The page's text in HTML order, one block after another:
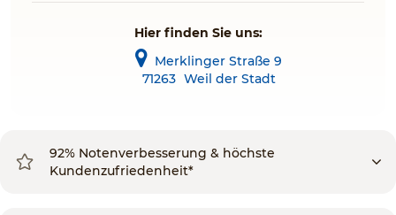
Hier finden Sie uns:
Merklinger Straße 9
71263 Weil der Stadt
92% Notenverbesserung & höchste
Kundenzufriedenheit*